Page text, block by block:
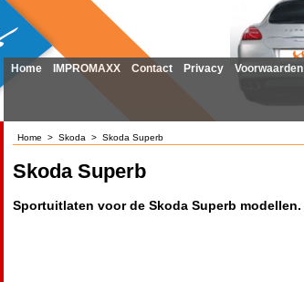
Home IMPROMAXX Contact Privacy Voorwaarden
Home > Skoda > Skoda Superb
Skoda Superb
Sportuitlaten voor de Skoda Superb modellen.